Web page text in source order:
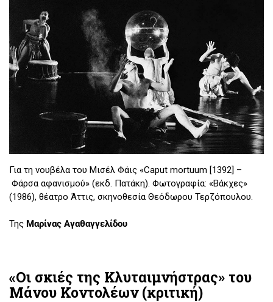
Για τη νουβέλα του Μισέλ Φάις «Caput mortuum [1392] –
Φάρσα αφανισμού» (εκδ. Πατάκη). Φωτογραφία: «Βάκχες»
(1986), θέατρο Άττις, σκηνοθεσία Θεόδωρου Τερζόπουλου.
Της Μαρίνας Αγαθαγγελίδου
«Οι σκιές της Κλυταιμνήστρας» του
Μάνου Κοντολέων (κριτική)